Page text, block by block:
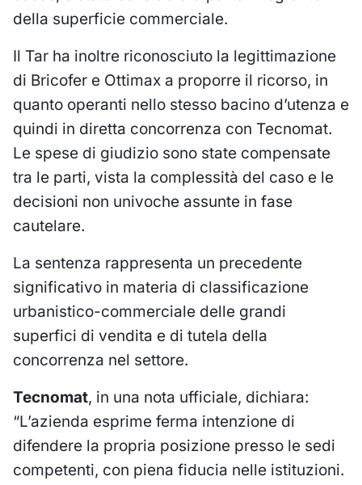
della superficie commerciale.
Il Tar ha inoltre riconosciuto la legittimazione
di Bricofer e Ottimax a proporre il ricorso, in
quanto operanti nello stesso bacino d’utenza e
quindi in diretta concorrenza con Tecnomat.
Le spese di giudizio sono state compensate
tra le parti, vista la complessità del caso e le
decisioni non univoche assunte in fase
cautelare.
La sentenza rappresenta un precedente
significativo in materia di classificazione
urbanistico-commerciale delle grandi
superfici di vendita e di tutela della
concorrenza nel settore.
Tecnomat, in una nota ufficiale, dichiara:
“L’azienda esprime ferma intenzione di
difendere la propria posizione presso le sedi
competenti, con piena fiducia nelle istituzioni.